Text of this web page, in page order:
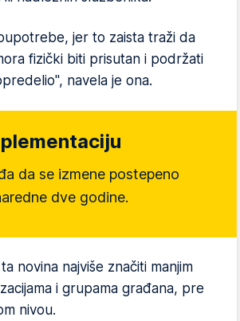
jer to zaista traži da
fizički biti prisutan i podržati
navela je ona.
da se izmene postepeno
dve godine.
novina najviše značiti manjim
i grupama građana, pre
nivou.